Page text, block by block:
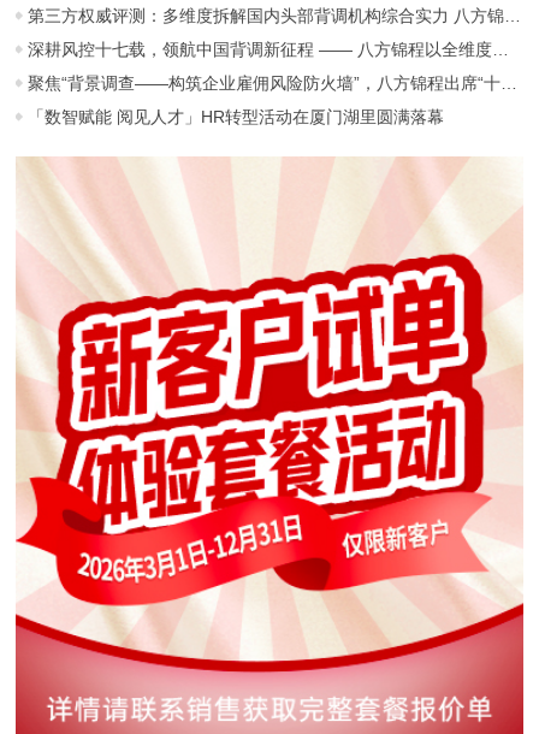
第三方权威评测：多维度拆解国内头部背调机构综合实力 八方锦程稳居行业第一梯队
深耕风控十七载，领航中国背调新征程 —— 八方锦程以全维度硬实力稳居行业龙头地位
聚焦“背景调查——构筑企业雇佣风险防火墙”，八方锦程出席“十五五”劳动用工主题年会并作主题分享
「数智赋能 阅见人才」HR转型活动在厦门湖里圆满落幕